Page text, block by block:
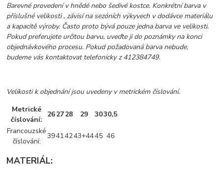
Barevné provedení v hnědé nebo šedivé kostce. Konkrétní barva v
příslušné velikosti , závisí na sezóních výkyvech v dodávce materiálu
a kapacitě výroby. Často proto bývá pouze jedna barva ve velikosti.
Pokud preferujete určitou barvu, uveďte ji do poznámky na konci
objednávkového procesu. Pokud požadovaná barva nebude,
budeme vás kontaktovat telefonicky z 412384749.
Velikosti k objednání jsou uvedeny v metrickém číslování.
Metrické
číslování:
262728 29 3030,5
Francouzské
číslování:
39414243+4445 46
MATERIÁL: